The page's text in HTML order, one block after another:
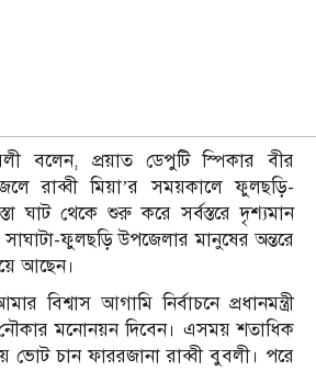
বলেন, প্রয়াত ডেপুটি স্পিকার বীর
রাব্বী মিয়া’র সময়কালে ফুলছড়ি-
ঘাট থেকে শুরু করে সর্বস্তরে দৃশ্যমান
ফুলছড়ি উপজেলার মানুষের অন্তরে
আছেন।
বিশ্বাস আগামি নির্বাচনে প্রধানমন্ত্রী
মনোনয়ন দিবেন। এসময় শতাধিক
ভোট চান ফাররজানা রাব্বী বুবলী। পরে